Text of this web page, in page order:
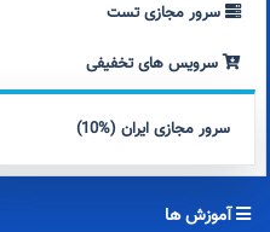
سرور مجازی تست
سرویس های تخفیفی
سرور مجازی ایران (%10)
آموزش ها